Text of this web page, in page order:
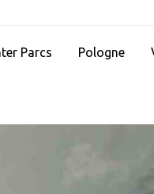
Parcs Pologne